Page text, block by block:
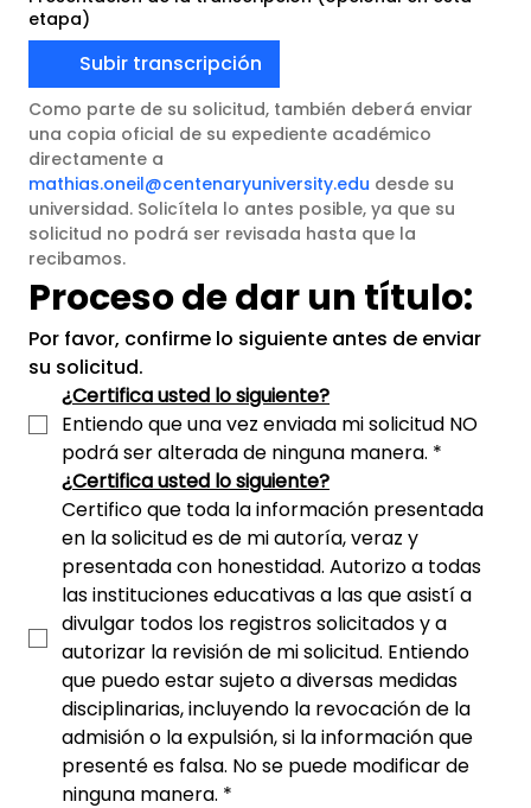
etapa)
Subir transcripción
Como parte de su solicitud, también deberá enviar
una copia oficial de su expediente académico
mathias.oneil@centenaryuniversity.edu desde su
universidad. Solicítela lo antes posible, ya que su
solicitud no podrá ser revisada hasta que la
recibamos.
Proceso de dar un título:
Por favor, confirme lo siguiente antes de enviar
su solicitud.
¿Certifica usted lo siguiente?
Entiendo que una vez enviada mi solicitud NO
podrá ser alterada de ninguna manera. *
¿Certifica usted lo siguiente?
Certifico que toda la información presentada
en la solicitud es de mi autoría, veraz y
presentada con honestidad. Autorizo a todas
las instituciones educativas a las que asistí a
divulgar todos los registros solicitados y a
autorizar la revisión de mi solicitud. Entiendo
que puedo estar sujeto a diversas medidas
disciplinarias, incluyendo la revocación de la
admisión o la expulsión, si la información que
presenté es falsa. No se puede modificar de
ninguna manera. *